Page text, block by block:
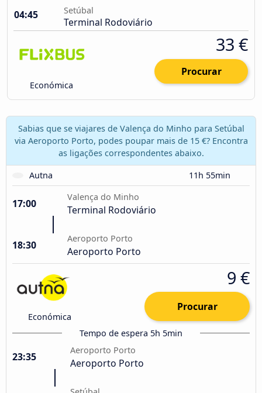
04:45
Setúbal
Terminal Rodoviário
Económica
33 €
Procurar
Sabias que se viajares de Valença do Minho para Setúbal
via Aeroporto Porto, podes poupar mais de 15 €? Encontra
as ligações correspondentes abaixo.
Autna
11h 55min
17:00
Valença do Minho
Terminal Rodoviário
18:30
Aeroporto Porto
Aeroporto Porto
Económica
9 €
Procurar
Tempo de espera 5h 5min
23:35
Aeroporto Porto
Aeroporto Porto